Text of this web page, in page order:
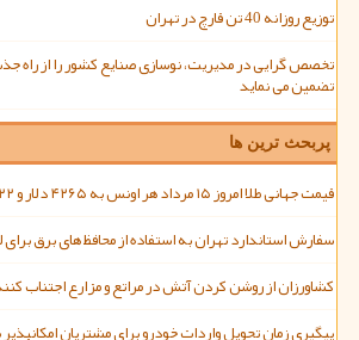
توزیع روزانه 40 تن قارچ در تهران
تخصص گرایی در مدیریت، نوسازی صنایع کشور را از راه
تضمین می نماید
پربحث ترین ها
قیمت جهانی طلا امروز ۱۵ مرداد هر اونس به ۴۲۶۵ دلار و ۲۲ سنت رسید
سفارش استاندارد تهران به استفاده از محافظ های برق برای
کشاورزان از روشن کردن آتش در مراتع و مزارع اجتناب
پیگیری زمان تحویل واردات خودرو برای مشتریان